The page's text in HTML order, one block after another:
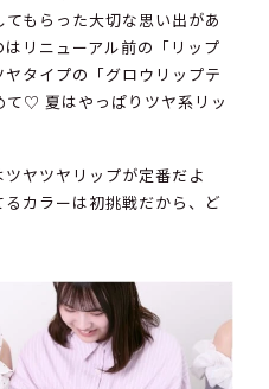
もらった大切な思い出があ
リニューアル前の「リップ
タイプの「グロウリップテ
て♡ 夏はやっぱりツヤ系リッ
ヤツヤリップが定番だよ
カラーは初挑戦だから、ど